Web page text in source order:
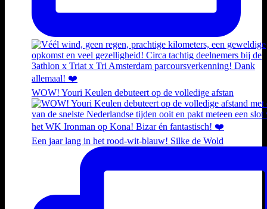
WOW! Youri Keulen debuteert op de volledige afstan
Een jaar lang in het rood-wit-blauw! Silke de Wold